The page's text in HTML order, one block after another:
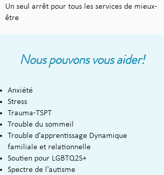
Un seul arrêt pour tous les services de mieux-
être
​Nous pouvons vous aider!
Anxiété
Stress
Trauma-TSPT
Trouble du sommeil
Trouble d'apprentissage Dynamique
familiale et relationnelle
Soutien pour LGBTQ2S+
Spectre de l'autisme